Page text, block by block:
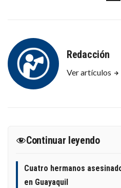
Redacción
Ver artículos
Continuar leyendo
Cuatro hermanos
en Guayaquil